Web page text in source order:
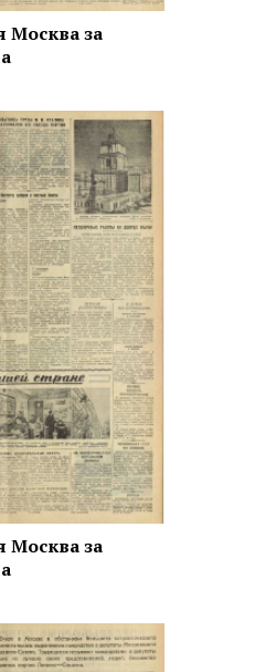
Москва за
Москва за